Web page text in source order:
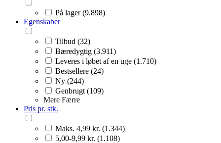
På lager (9.898)
Egenskaber
Tilbud (32)
Bæredygtig (3.911)
Leveres i løbet af en uge (1.710)
Bestsellere (24)
Ny (244)
Genbrugt (109)
Mere Færre
Pris pr. stk.
Maks. 4,99 kr. (1.344)
5,00-9,99 kr. (1.108)